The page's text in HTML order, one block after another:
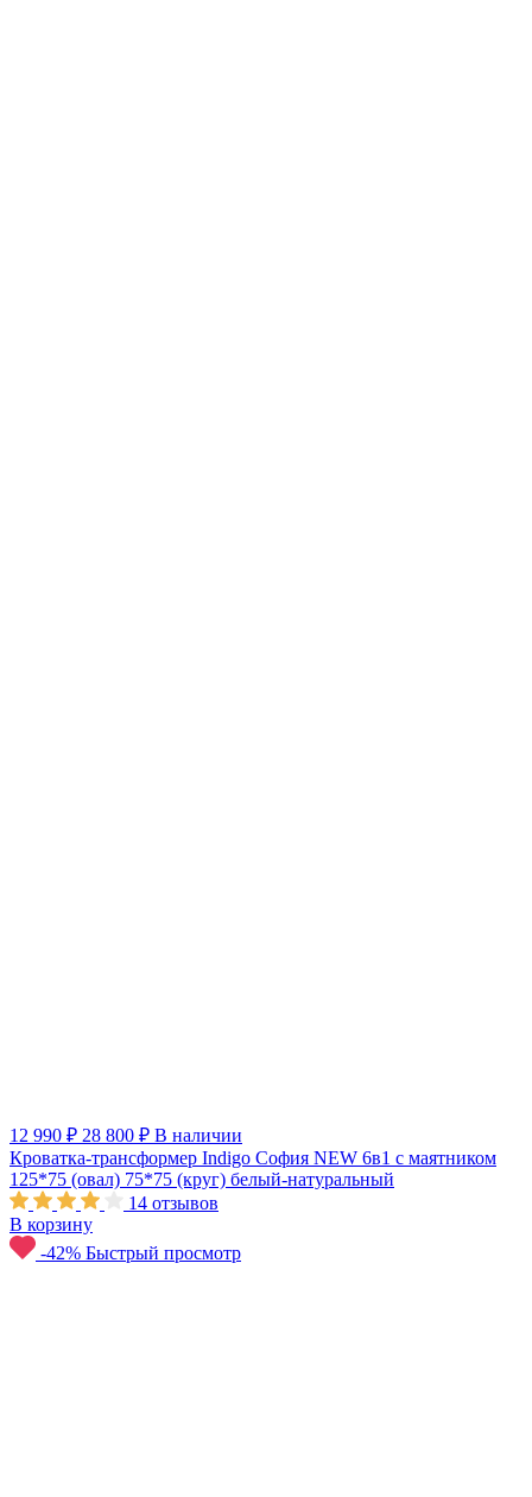
12 990 ₽ 28 800 ₽ В наличии
Кроватка-трансформер Indigo София NEW 6в1 с маятником
125*75 (овал) 75*75 (круг) белый-натуральный
14 отзывов
В корзину
-42% Быстрый просмотр